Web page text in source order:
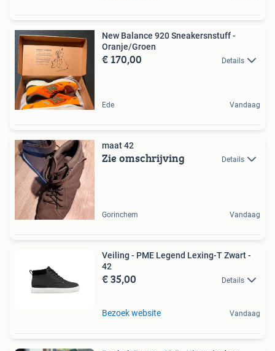
New Balance 920 Sneakersnstuff -
Oranje/Groen
€ 170,00 Details
Ede Vandaag
maat 42
Zie omschrijving Details
Gorinchem Vandaag
Veiling - PME Legend Lexing-T Zwart -
42
€ 35,00 Details
Bezoek website Vandaag